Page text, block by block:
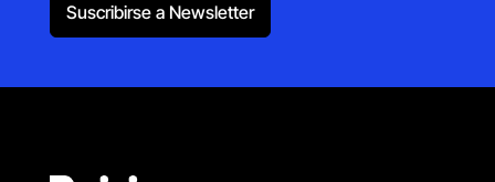
Suscribirse a Newsletter